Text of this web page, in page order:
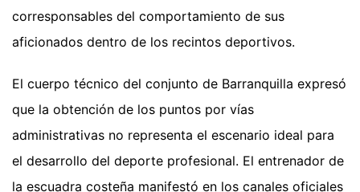
corresponsables del comportamiento de sus
aficionados dentro de los recintos deportivos.
El cuerpo técnico del conjunto de Barranquilla expresó
que la obtención de los puntos por vías
administrativas no representa el escenario ideal para
el desarrollo del deporte profesional. El entrenador de
la escuadra costeña manifestó en los canales oficiales